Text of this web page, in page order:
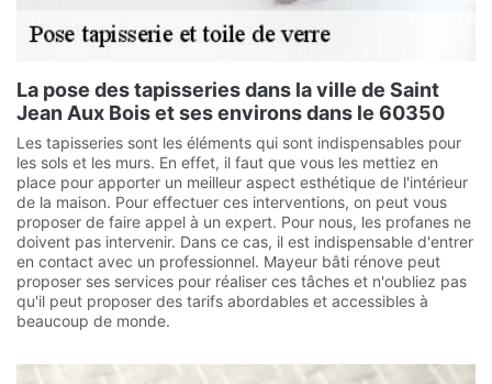
La pose des tapisseries dans la ville de Saint
Jean Aux Bois et ses environs dans le 60350
Les tapisseries sont les éléments qui sont indispensables pour
les sols et les murs. En effet, il faut que vous les mettiez en
place pour apporter un meilleur aspect esthétique de l'intérieur
de la maison. Pour effectuer ces interventions, on peut vous
proposer de faire appel à un expert. Pour nous, les profanes ne
doivent pas intervenir. Dans ce cas, il est indispensable d'entrer
en contact avec un professionnel. Mayeur bâti rénove peut
proposer ses services pour réaliser ces tâches et n'oubliez pas
qu'il peut proposer des tarifs abordables et accessibles à
beaucoup de monde.